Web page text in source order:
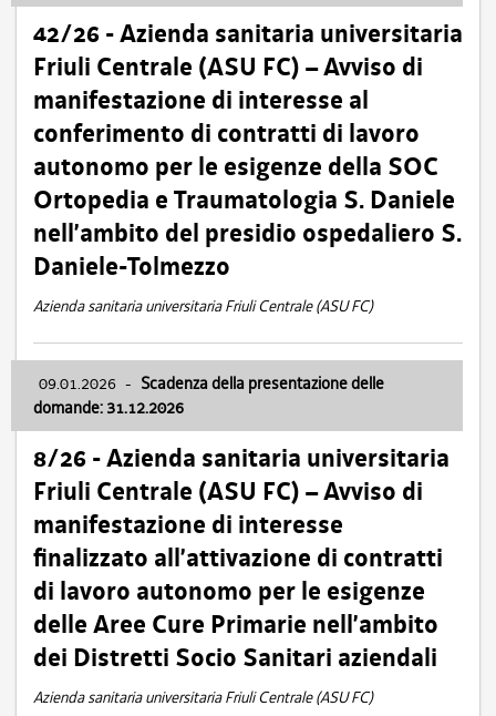
42/26 - Azienda sanitaria universitaria
Friuli Centrale (ASU FC) – Avviso di
manifestazione di interesse al
conferimento di contratti di lavoro
autonomo per le esigenze della SOC
Ortopedia e Traumatologia S. Daniele
nell’ambito del presidio ospedaliero S.
Daniele-Tolmezzo
Azienda sanitaria universitaria Friuli Centrale (ASU FC)
09.01.2026 - Scadenza della presentazione delle
domande: 31.12.2026
8/26 - Azienda sanitaria universitaria
Friuli Centrale (ASU FC) – Avviso di
manifestazione di interesse
finalizzato all’attivazione di contratti
di lavoro autonomo per le esigenze
delle Aree Cure Primarie nell’ambito
dei Distretti Socio Sanitari aziendali
Azienda sanitaria universitaria Friuli Centrale (ASU FC)